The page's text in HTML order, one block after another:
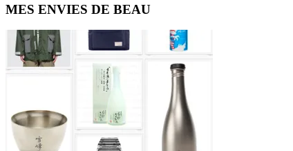
Primary
Sidebar
MES ENVIES DE BEAU